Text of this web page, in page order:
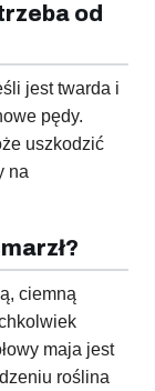
od
jest twarda i
pędy.
uszkodzić
na
ciemną
maja jest
roślina